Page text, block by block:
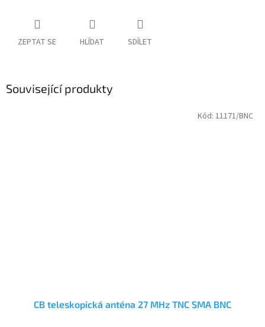
ZEPTAT SE HLÍDAT SDÍLET
Související produkty
CB teleskopická anténa 27 MHz TNC SMA BNC
Kód: 11171/BNC